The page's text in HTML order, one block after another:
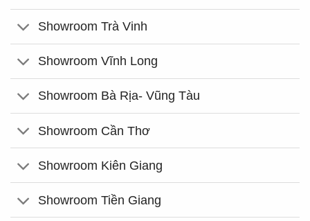
Showroom Trà Vinh
Showroom Vĩnh Long
Showroom Bà Rịa- Vũng Tàu
Showroom Cần Thơ
Showroom Kiên Giang
Showroom Tiền Giang